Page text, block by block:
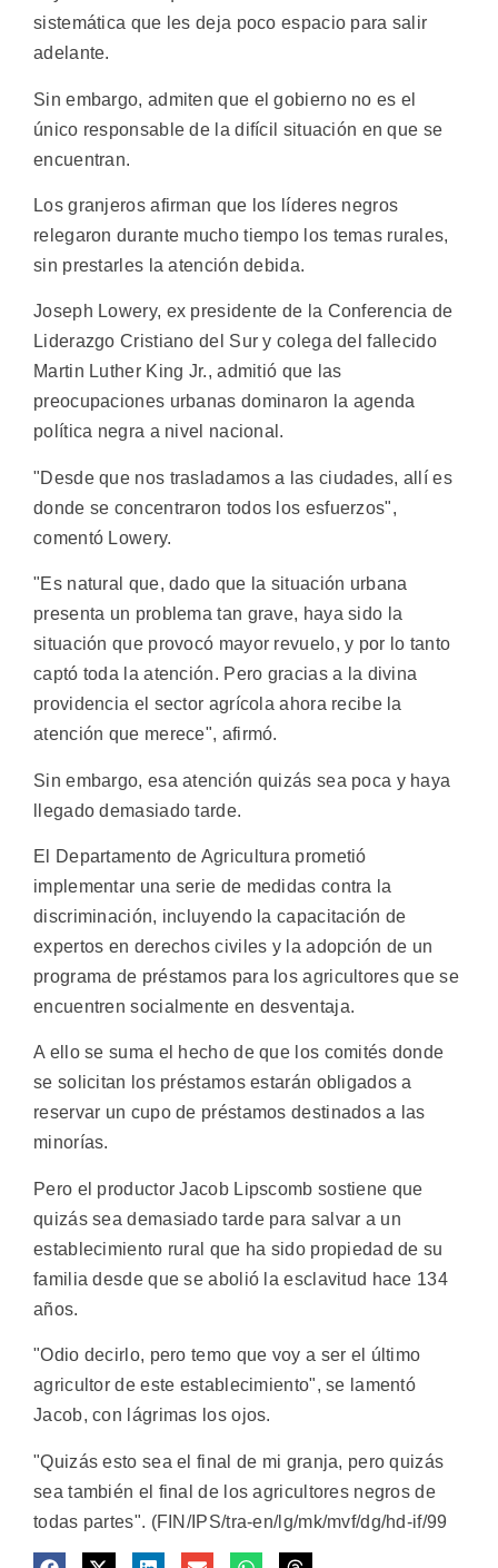
sistemática que les deja poco espacio para salir
adelante.
Sin embargo, admiten que el gobierno no es el
único responsable de la difícil situación en que se
encuentran.
Los granjeros afirman que los líderes negros
relegaron durante mucho tiempo los temas rurales,
sin prestarles la atención debida.
Joseph Lowery, ex presidente de la Conferencia de
Liderazgo Cristiano del Sur y colega del fallecido
Martin Luther King Jr., admitió que las
preocupaciones urbanas dominaron la agenda
política negra a nivel nacional.
"Desde que nos trasladamos a las ciudades, allí es
donde se concentraron todos los esfuerzos",
comentó Lowery.
"Es natural que, dado que la situación urbana
presenta un problema tan grave, haya sido la
situación que provocó mayor revuelo, y por lo tanto
captó toda la atención. Pero gracias a la divina
providencia el sector agrícola ahora recibe la
atención que merece", afirmó.
Sin embargo, esa atención quizás sea poca y haya
llegado demasiado tarde.
El Departamento de Agricultura prometió
implementar una serie de medidas contra la
discriminación, incluyendo la capacitación de
expertos en derechos civiles y la adopción de un
programa de préstamos para los agricultores que se
encuentren socialmente en desventaja.
A ello se suma el hecho de que los comités donde
se solicitan los préstamos estarán obligados a
reservar un cupo de préstamos destinados a las
minorías.
Pero el productor Jacob Lipscomb sostiene que
quizás sea demasiado tarde para salvar a un
establecimiento rural que ha sido propiedad de su
familia desde que se abolió la esclavitud hace 134
años.
"Odio decirlo, pero temo que voy a ser el último
agricultor de este establecimiento", se lamentó
Jacob, con lágrimas los ojos.
"Quizás esto sea el final de mi granja, pero quizás
sea también el final de los agricultores negros de
todas partes". (FIN/IPS/tra-en/lg/mk/mvf/dg/hd-if/99